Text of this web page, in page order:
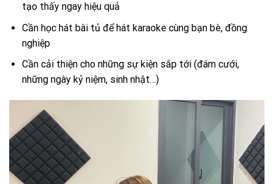
tạo thấy ngay hiệu quả
Cần học hát bài tủ để hát karaoke cùng bạn bè, đồng
nghiệp
Cần cải thiện cho những sự kiện sắp tới (đám cưới,
những ngày kỷ niệm, sinh nhật…)